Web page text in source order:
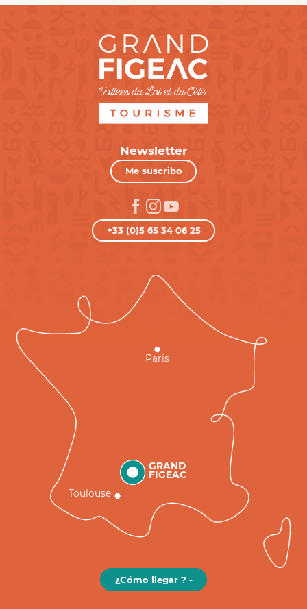
Newsletter
Me suscribo
+33 (0)5 65 34 06 25
GRAND
FIGEAC
Toulouse
Paris
¿Cómo llegar ? -